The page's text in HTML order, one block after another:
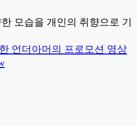
모습을 개인의 취향으로 기
언더아머의 프로모션 영상